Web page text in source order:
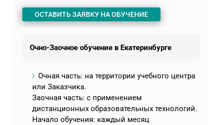
ОСТАВИТЬ ЗАЯВКУ НА ОБУЧЕНИЕ
Очно-Заочное обучение в Екатеринбурге
Очная часть: на территории учебного центра
или Заказчика.
Заочная часть: с применением
дистанционных образовательных технологий.
Начало обучения: каждый месяц